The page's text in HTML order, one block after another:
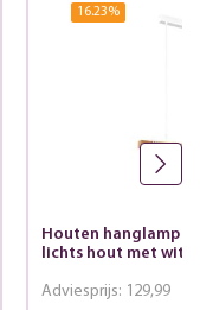
16.23%
Houten hanglamp
lichts hout met wit
Adviesprijs: 129,99